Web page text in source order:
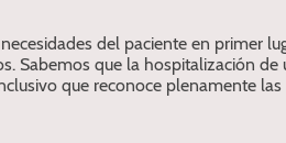
del paciente en primer
Sabemos que la hospitalización
que reconoce plenamente